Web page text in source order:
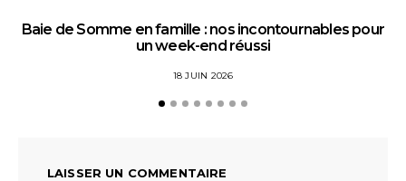
Baie de Somme en famille : nos incontournables pour
un week-end réussi
18 JUIN 2026
LAISSER UN COMMENTAIRE